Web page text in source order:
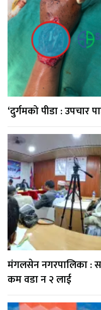
‘दुर्गमको पीडा : उपचार
मंगलसेन नगरपालिका :
कम वडा न २ लाई